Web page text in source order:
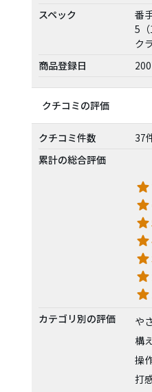
スペック
番
5（
ク
商品登録日
クチコミの評価
クチコミ件数
37
累計の総合評価
star
star
star
star
star
star
star
カテゴリ別の評価
や
構
操
打